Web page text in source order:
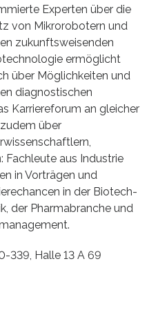
Experten über die
von Mikrorobotern und
zukunftsweisenden
ermöglicht
über Möglichkeiten und
diagnostischen
Karriereforum an gleicher
über
Fachleute aus Industrie
in Vorträgen und
in der Biotech-
der Pharmabranche und
339, Halle 13 A 69